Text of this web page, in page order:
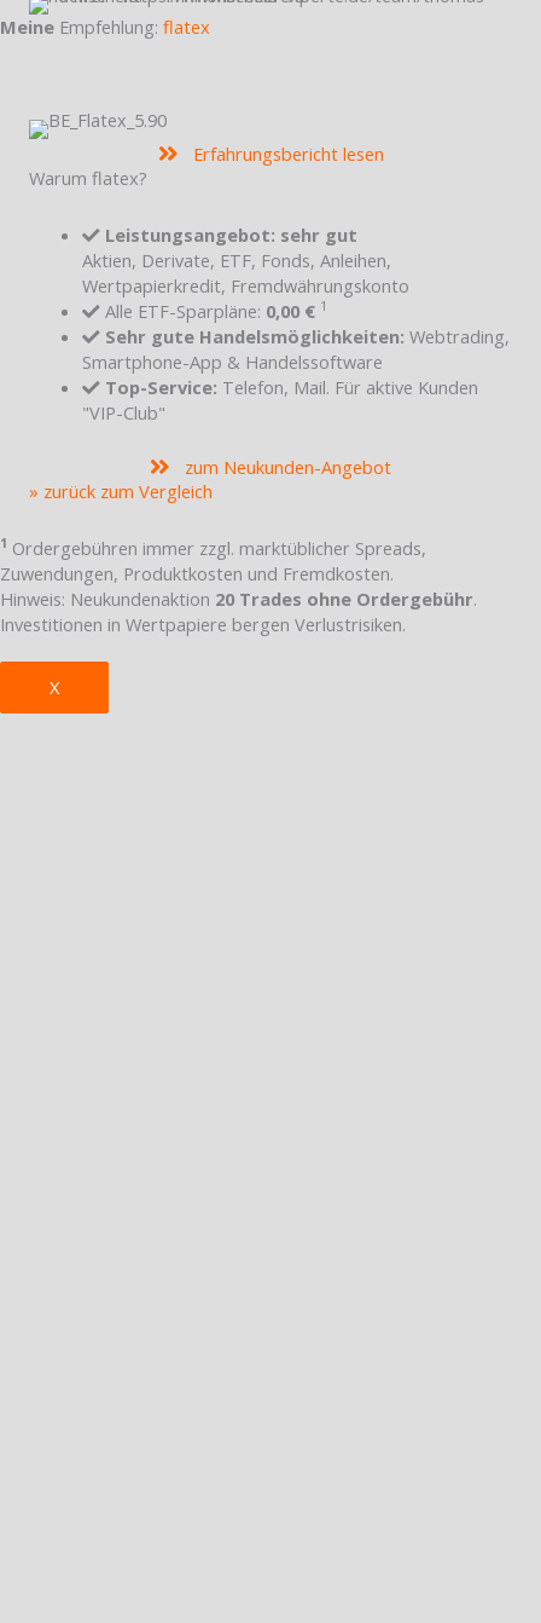
Meine Empfehlung: flatex
Erfahrungsbericht lesen
Warum flatex?
Leistungsangebot: sehr gut
Aktien, Derivate, ETF, Fonds, Anleihen,
Wertpapierkredit, Fremdwährungskonto
Alle ETF-Sparpläne: 0,00 € 1
Sehr gute Handelsmöglichkeiten: Webtrading,
Smartphone-App & Handelssoftware
Top-Service: Telefon, Mail. Für aktive Kunden
"VIP-Club"
zum Neukunden-Angebot
» zurück zum Vergleich
1 Ordergebühren immer zzgl. marktüblicher Spreads,
Zuwendungen, Produktkosten und Fremdkosten.
Hinweis: Neukundenaktion 20 Trades ohne Ordergebühr.
Investitionen in Wertpapiere bergen Verlustrisiken.
X